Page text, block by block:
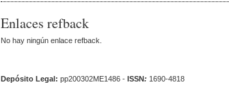
Enlaces refback
No hay ningún enlace refback.
Depósito Legal: pp200302ME1486 - ISSN: 1690-4818